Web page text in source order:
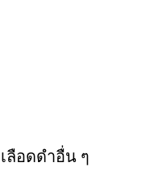
ลือดดำอื่น ๆ